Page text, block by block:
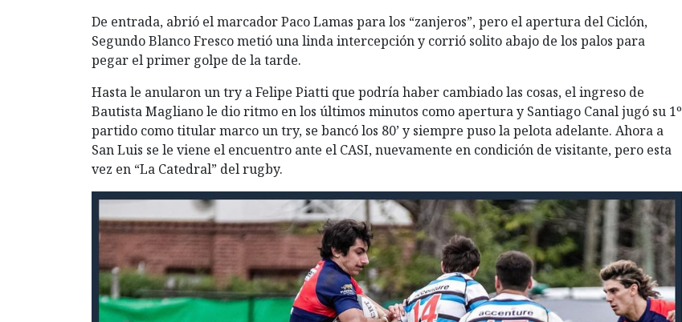
De entrada, abrió el marcador Paco Lamas para los “zanjeros”, pero el apertura del Ciclón,
Segundo Blanco Fresco metió una linda intercepción y corrió solito abajo de los palos para
pegar el primer golpe de la tarde.
Hasta le anularon un try a Felipe Piatti que podría haber cambiado las cosas, el ingreso de
Bautista Magliano le dio ritmo en los últimos minutos como apertura y Santiago Canal jugó su 1º
partido como titular marco un try, se bancó los 80’ y siempre puso la pelota adelante. Ahora a
San Luis se le viene el encuentro ante el CASI, nuevamente en condición de visitante, pero esta
vez en “La Catedral” del rugby.